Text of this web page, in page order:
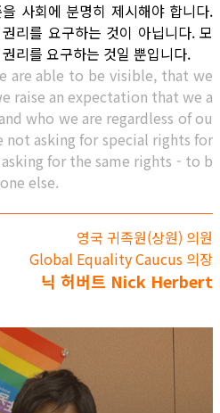
사회에 분명히 제시해야 합니다.
리를 요구하는 것이 아닙니다. 모
리를 요구하는 것일 뿐입니다.
are able to be visible, that we
raise an expectation that we a
who we are regardless of ou
not asking for special rights for
for the same rights - to b
else.
영국 귀족원(상원) 의원
Global Equality Caucus 의장
닉 허버트 Nick Herbert